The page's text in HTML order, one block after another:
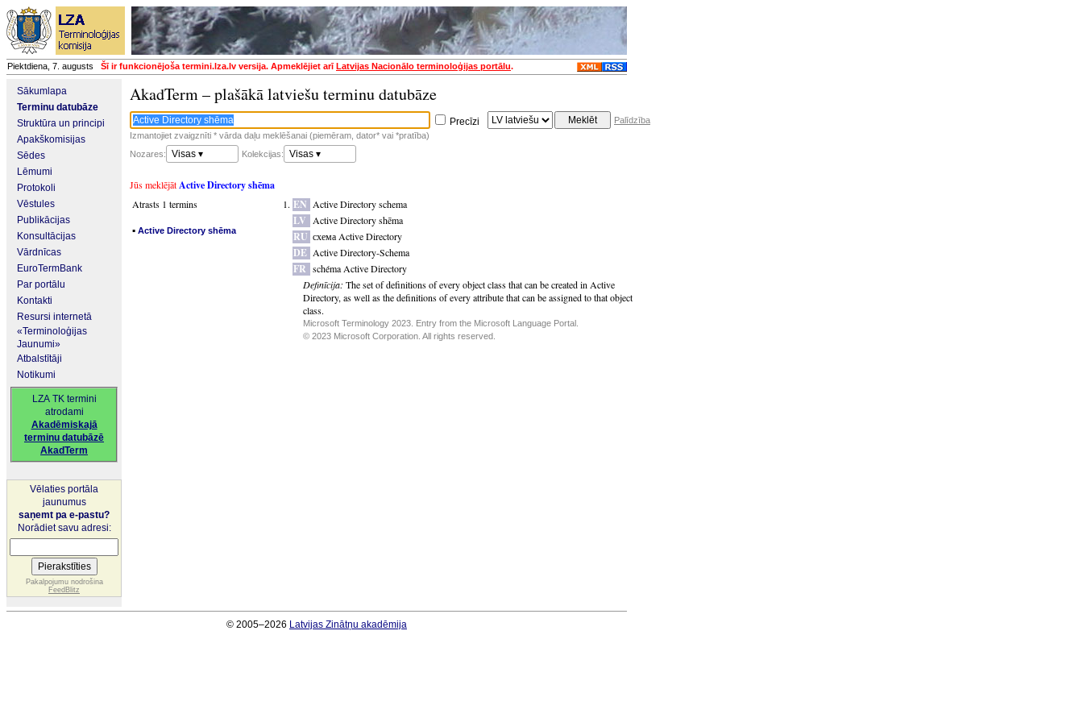
Piektdiena, 7. augusts Šī ir funkcionējoša termini.lza.lv versija. Apmeklējiet arīLatvijas Nacionālo terminoloģijas portālu.
Sākumlapa
Terminu datubāze
Struktūra un principi
Apakškomisijas
Sēdes
Lēmumi
Protokoli
Vēstules
Publikācijas
Konsultācijas
Vārdnīcas
EuroTermBank
Par portālu
Kontakti
Resursi internetā
«Terminoloģijas
Jaunumi»
Atbalstītāji
Notikumi
LZA TK termini
atrodami
Akadēmiskajā
terminu datubāzē
AkadTerm
Vēlaties portāla
jaunumus
saņemt pa e-pastu?
Norādiet savu adresi:
Pakalpojumu nodrošina
FeedBlitz
AkadTerm – plašākā latviešu terminu datubāze
Precīzi
Palīdzība
Izmantojiet zvaigznīti * vārda daļu meklēšanai (piemēram, dator* vai *pratība)
Nozares:
Visas ▾ Kolekcijas: Visas ▾
Jūs meklējātActive Directory shēma
Atrasts 1 termins
▪ Active Directory shēma
EN Active Directory schema
LV Active Directory shēma
RU схема Active Directory
DE Active Directory-Schema
FR schéma Active Directory
Definīcija: The set of definitions of every object class that can be created in Active
Directory, as well as the definitions of every attribute that can be assigned to that object
class.
Microsoft Terminology 2023. Entry from the Microsoft Language Portal.
© 2023 Microsoft Corporation. All rights reserved.
© 2005–2026 Latvijas Zinātņu akadēmija